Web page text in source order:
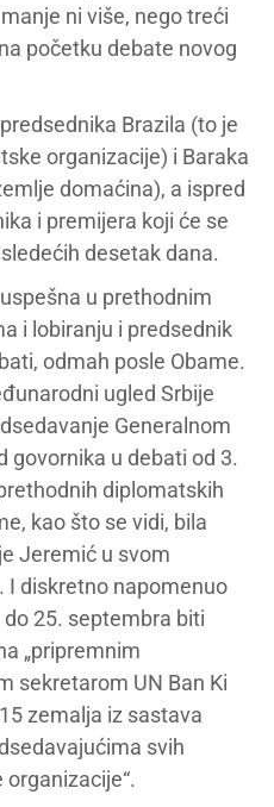
ni više, nego treći
početku debate novog
Brazila (to je
organizacije) i Baraka
domaćina), a ispred
i premijera koji će se
desetak dana.
u prethodnim
i lobiranju i predsednik
odmah posle Obame.
ugled Srbije
Generalnom
govornika u debati od 3.
diplomatskih
kao što se vidi, bila
Jeremić u svom
I diskretno napomenuo
25. septembra biti
„pripremnim
sekretarom UN Ban Ki
zemalja iz sastava
svih